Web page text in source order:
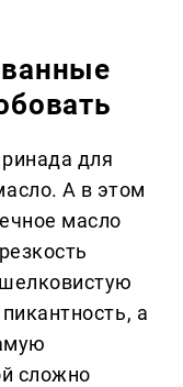
для
А в этом
масло
а
сложно